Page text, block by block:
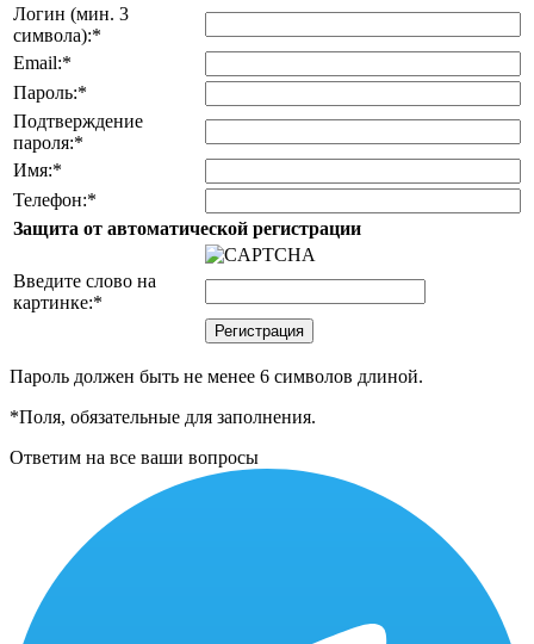
Логин (мин. 3
символа):*
Email:*
Пароль:*
Подтверждение
пароля:*
Имя:*
Телефон:*
Защита от автоматической регистрации
Введите слово на
картинке:*
Пароль должен быть не менее 6 символов длиной.
*Поля, обязательные для заполнения.
Ответим на все ваши вопросы